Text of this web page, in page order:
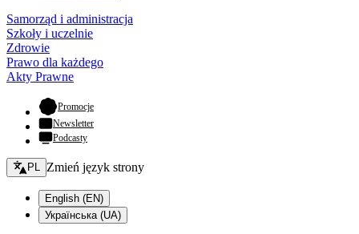
Samorząd i administracja
Szkoły i uczelnie
Zdrowie
Prawo dla każdego
Akty Prawne
Promocje- otwiera się w nowej karcie
Newsletter
Podcasty
Zmień język - bieżący:
PL Zmień język strony
English (EN)
Українська (UA)